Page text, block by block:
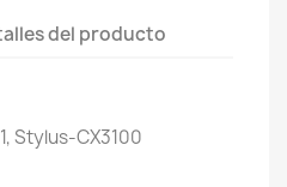
del producto
Stylus-CX3100